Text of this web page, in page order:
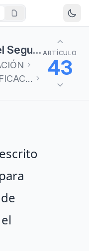
Reglamento de la Ley del Seguro Social en materia de Afiliación, Clasificación de Empresas, Recaudación y Fiscalización
DE RIESGOS DE TRABAJO
ARTÍCULO
43